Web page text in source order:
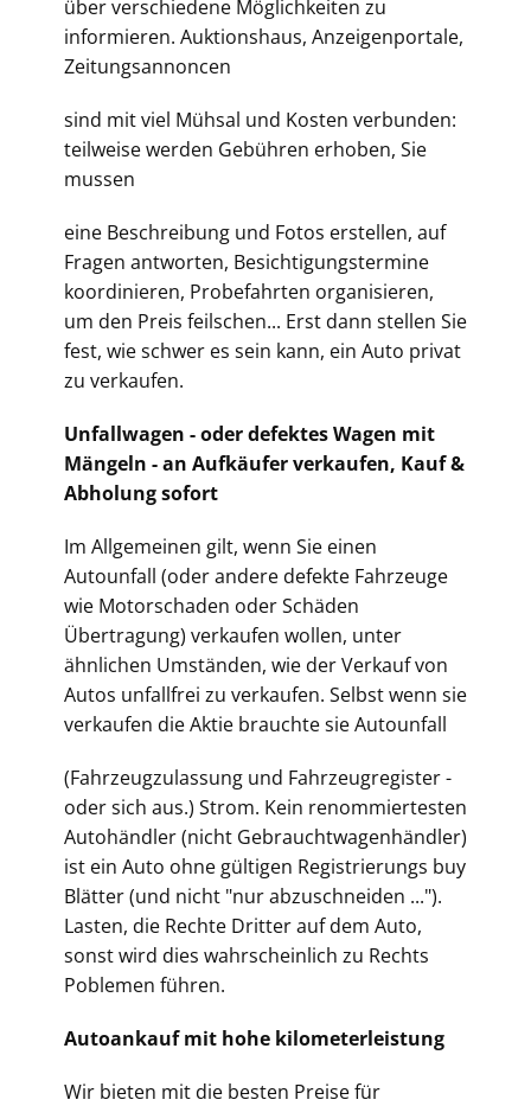
über verschiedene Möglichkeiten zu
informieren. Auktionshaus, Anzeigenportale,
Zeitungsannoncen
sind mit viel Mühsal und Kosten verbunden:
teilweise werden Gebühren erhoben, Sie
mussen
eine Beschreibung und Fotos erstellen, auf
Fragen antworten, Besichtigungstermine
koordinieren, Probefahrten organisieren,
um den Preis feilschen... Erst dann stellen Sie
fest, wie schwer es sein kann, ein Auto privat
zu verkaufen.
Unfallwagen - oder defektes Wagen mit
Mängeln - an Aufkäufer verkaufen, Kauf &
Abholung sofort
Im Allgemeinen gilt, wenn Sie einen
Autounfall (oder andere defekte Fahrzeuge
wie Motorschaden oder Schäden
Übertragung) verkaufen wollen, unter
ähnlichen Umständen, wie der Verkauf von
Autos unfallfrei zu verkaufen. Selbst wenn sie
verkaufen die Aktie brauchte sie Autounfall
(Fahrzeugzulassung und Fahrzeugregister -
oder sich aus.) Strom. Kein renommiertesten
Autohändler (nicht Gebrauchtwagenhändler)
ist ein Auto ohne gültigen Registrierungs buy
Blätter (und nicht "nur abzuschneiden ...").
Lasten, die Rechte Dritter auf dem Auto,
sonst wird dies wahrscheinlich zu Rechts
Poblemen führen.
Autoankauf mit hohe kilometerleistung
Wir bieten mit die besten Preise für